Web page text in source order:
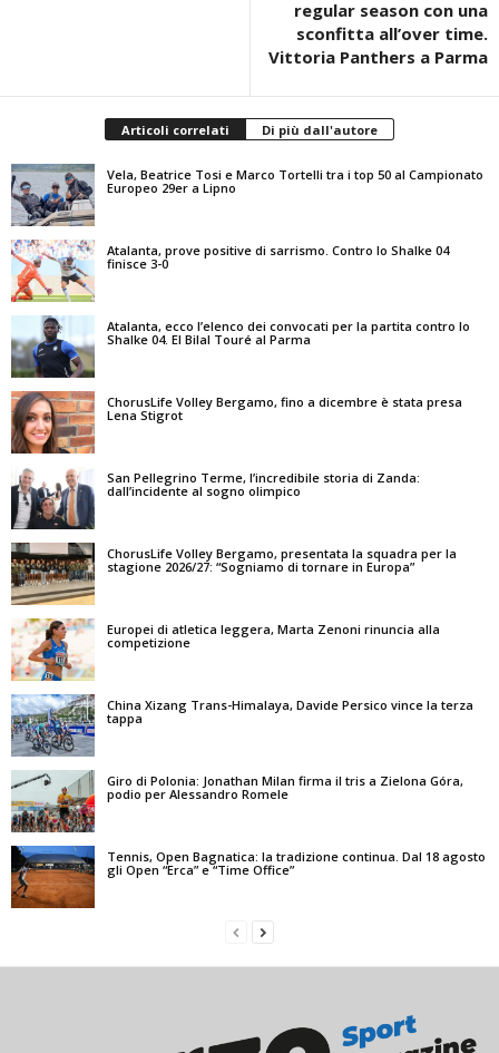
regular season con una
sconfitta all’over time.
Vittoria Panthers a Parma
Articoli correlati Di più dall'autore
Vela, Beatrice Tosi e Marco Tortelli tra i top 50 al Campionato
Europeo 29er a Lipno
Atalanta, prove positive di sarrismo. Contro lo Shalke 04
finisce 3-0
Atalanta, ecco l’elenco dei convocati per la partita contro lo
Shalke 04. El Bilal Touré al Parma
ChorusLife Volley Bergamo, fino a dicembre è stata presa
Lena Stigrot
San Pellegrino Terme, l’incredibile storia di Zanda:
dall’incidente al sogno olimpico
ChorusLife Volley Bergamo, presentata la squadra per la
stagione 2026/27: “Sogniamo di tornare in Europa”
Europei di atletica leggera, Marta Zenoni rinuncia alla
competizione
China Xizang Trans-Himalaya, Davide Persico vince la terza
tappa
Giro di Polonia: Jonathan Milan firma il tris a Zielona Góra,
podio per Alessandro Romele
Tennis, Open Bagnatica: la tradizione continua. Dal 18 agosto
gli Open “Erca” e “Time Office”